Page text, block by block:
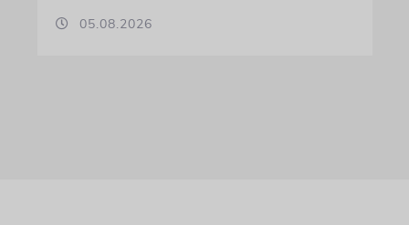
05.08.2026